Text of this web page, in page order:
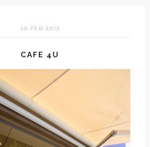
20 FEB 2013
CAFE 4U